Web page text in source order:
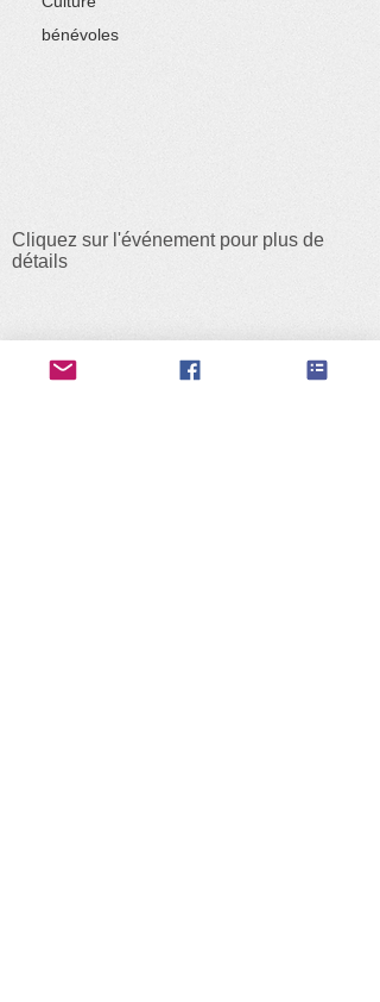
bénévoles
Cliquez sur l'événement pour plus de
détails